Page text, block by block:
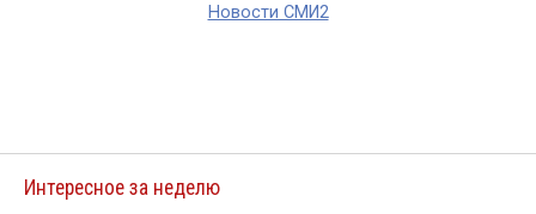
Новости СМИ2
Интересное за неделю